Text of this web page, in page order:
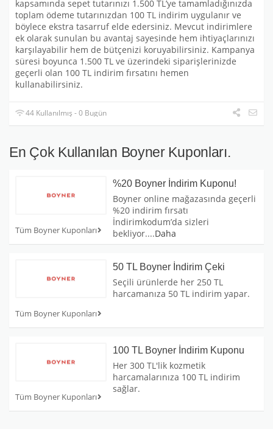
kapsamında sepet tutarınızı 1.500 TL’ye tamamladığınızda
toplam ödeme tutarınızdan 100 TL indirim uygulanır ve
böylece ekstra tasarruf elde edersiniz. Mevcut indirimlere
ek olarak sunulan bu avantaj sayesinde hem ihtiyaçlarınızı
karşılayabilir hem de bütçenizi koruyabilirsiniz. Kampanya
süresi boyunca 1.500 TL ve üzerindeki siparişlerinizde
geçerli olan 100 TL indirim fırsatını hemen
kullanabilirsiniz.
44 Kullanılmış - 0 Bugün
En Çok Kullanılan Boyner Kuponları.
Tüm Boyner Kuponları
%20 Boyner İndirim Kuponu!
Boyner online mağazasında geçerli
%20 indirim fırsatı
İndirimkodum’da sizleri
bekliyor....Daha
Tüm Boyner Kuponları
50 TL Boyner İndirim Çeki
Seçili ürünlerde her 250 TL
harcamanıza 50 TL indirim yapar.
Tüm Boyner Kuponları
100 TL Boyner İndirim Kuponu
Her 300 TL'lik kozmetik
harcamalarınıza 100 TL indirim
sağlar.